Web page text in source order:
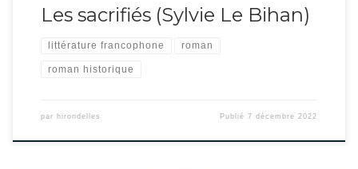
Les sacrifiés (Sylvie Le Bihan)
littérature francophone roman
roman historique
par hirondelles Publié7 décembre 2022